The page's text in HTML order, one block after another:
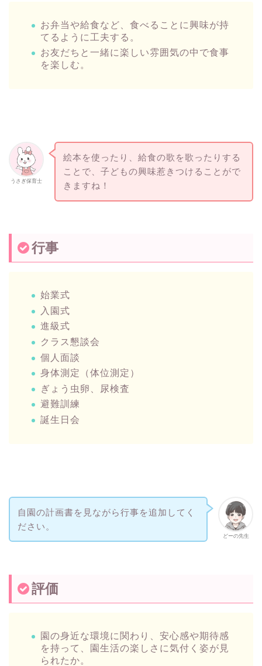
お弁当や給食など、食べることに興味が持
てるように工夫する。
お友だちと一緒に楽しい雰囲気の中で食事
を楽しむ。
うさぎ保育士
絵本を使ったり、給食の歌を歌ったりする
ことで、子どもの興味惹きつけることがで
きますね！
行事
始業式
入園式
進級式
クラス懇談会
個人面談
身体測定（体位測定）
ぎょう虫卵、尿検査
避難訓練
誕生日会
どーの先生
自園の計画書を見ながら行事を追加してく
ださい。
評価
園の身近な環境に関わり、安心感や期待感
を持って、園生活の楽しさに気付く姿が見
られたか。